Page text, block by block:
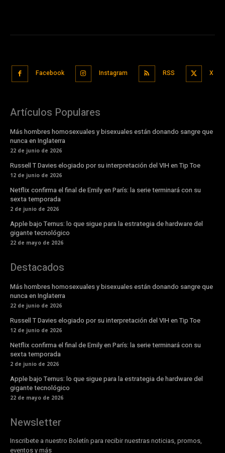
Facebook Instagram RSS X
Artículos Populares
Más hombres homosexuales y bisexuales están donando sangre que
nunca en Inglaterra
22 de junio de 2026
Russell T Davies elogiado por su interpretación del VIH en Tip Toe
12 de junio de 2026
Netflix confirma el final de Emily en París: la serie terminará con su
sexta temporada
2 de junio de 2026
Apple bajo Ternus: lo que sigue para la estrategia de hardware del
gigante tecnológico
22 de mayo de 2026
Destacados
Más hombres homosexuales y bisexuales están donando sangre que
nunca en Inglaterra
22 de junio de 2026
Russell T Davies elogiado por su interpretación del VIH en Tip Toe
12 de junio de 2026
Netflix confirma el final de Emily en París: la serie terminará con su
sexta temporada
2 de junio de 2026
Apple bajo Ternus: lo que sigue para la estrategia de hardware del
gigante tecnológico
22 de mayo de 2026
Newsletter
Inscribete a nuestro Boletín para recibir nuestras noticias, promos,
eventos y más